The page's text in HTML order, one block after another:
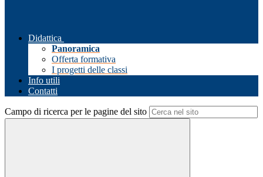
Didattica
Panoramica
Offerta formativa
I progetti delle classi
Info utili
Contatti
Campo di ricerca per le pagine del sito